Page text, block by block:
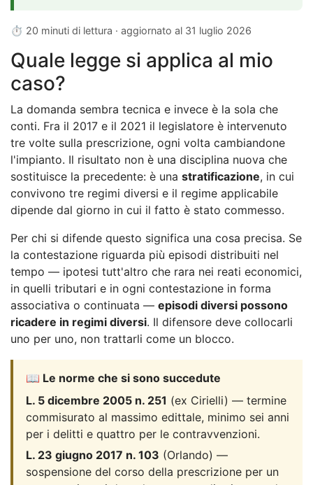
⏱ 20 minuti di lettura · aggiornato al 31 luglio 2026
Quale legge si applica al mio
caso?
La domanda sembra tecnica e invece è la sola che
conti. Fra il 2017 e il 2021 il legislatore è intervenuto
tre volte sulla prescrizione, ogni volta cambiandone
l'impianto. Il risultato non è una disciplina nuova che
sostituisce la precedente: è una stratificazione, in cui
convivono tre regimi diversi e il regime applicabile
dipende dal giorno in cui il fatto è stato commesso.
Per chi si difende questo significa una cosa precisa. Se
la contestazione riguarda più episodi distribuiti nel
tempo — ipotesi tutt'altro che rara nei reati economici,
in quelli tributari e in ogni contestazione in forma
associativa o continuata — episodi diversi possono
ricadere in regimi diversi. Il difensore deve collocarli
uno per uno, non trattarli come un blocco.
📖 Le norme che si sono succedute
L. 5 dicembre 2005 n. 251 (ex Cirielli) — termine
commisurato al massimo edittale, minimo sei anni
per i delitti e quattro per le contravvenzioni.
L. 23 giugno 2017 n. 103 (Orlando) —
sospensione del corso della prescrizione per un